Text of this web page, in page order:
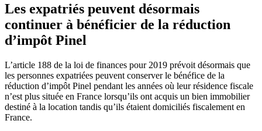
Les expatriés peuvent désormais
continuer à bénéficier de la réduction
d’impôt Pinel
L’article 188 de la loi de finances pour 2019 prévoit désormais que
les personnes expatriées peuvent conserver le bénéfice de la
réduction d’impôt Pinel pendant les années où leur résidence fiscale
n’est plus située en France lorsqu’ils ont acquis un bien immobilier
destiné à la location tandis qu’ils étaient domiciliés fiscalement en
France.